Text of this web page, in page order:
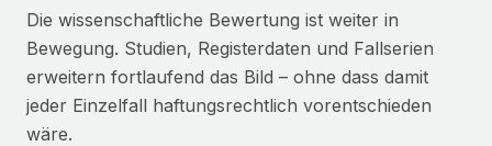
Die wissenschaftliche Bewertung ist weiter in
Bewegung. Studien, Registerdaten und Fallserien
erweitern fortlaufend das Bild – ohne dass damit
jeder Einzelfall haftungsrechtlich vorentschieden
wäre.